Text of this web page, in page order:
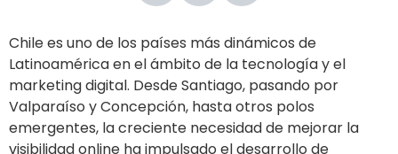
Chile es uno de los países más dinámicos de
Latinoamérica en el ámbito de la tecnología y el
marketing digital. Desde Santiago, pasando por
Valparaíso y Concepción, hasta otros polos
emergentes, la creciente necesidad de mejorar la
visibilidad online ha impulsado el desarrollo de